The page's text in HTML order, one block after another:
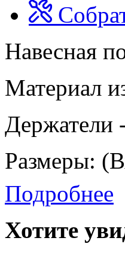
Навесная
Материал
Держатели
Размеры:
Подробнее
Хотите